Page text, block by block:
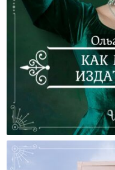
Как Мы